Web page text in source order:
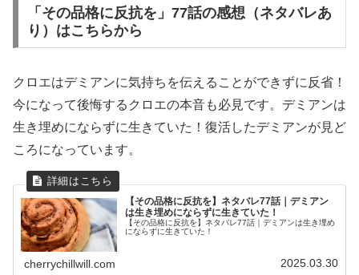
「その品格に反抗を」77話の感想（ネタバレあ
り）はこちらから
クロエはデミアンに気持ちを伝えることができずに反省！
今になって後悔するクロエの本音も必見です。デミアンは
生き埋めにならずに生きていた！復活したデミアンが見ど
ころになっています。
【その品格に反抗を】ネタバレ77話｜デミアン
は生き埋めにならずに生きていた！
【その品格に反抗を】ネタバレ77話｜デミアンは生き埋め
にならずに生きていた！
cherrychillwill.com 2025.03.30